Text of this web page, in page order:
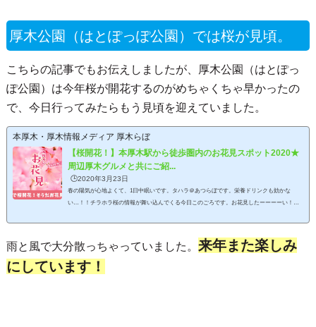
厚木公園（はとぽっぽ公園）では桜が見頃。
こちらの記事でもお伝えしましたが、厚木公園（はとぽっ
ぽ公園）は今年桜が開花するのがめちゃくちゃ早かったの
で、今日行ってみたらもう見頃を迎えていました。
本厚木・厚木情報メディア 厚木らぼ
【桜開花！】本厚木駅から徒歩圏内のお花見スポット2020★
周辺厚木グルメと共にご紹...
🕒️2020年3月23日
春の陽気が心地よくて、1日中眠いです。タハラ＠あつらぼです。栄養ドリンクも効かな
い…！！チラホラ桜の情報が舞い込んでくる今日このごろです。お花見したーーーーい！け
当！！ダブッチャーズのお花見弁当でワンランク上のお花見を♥［厚木市中町］はーいまずは
花より団子のアナタにオススメする、花見弁当のご紹介！熟成肉のダブッチャーズさんで、
期間限定花...
雨と風で大分散っちゃっていました。 来年また楽しみ
にしています！